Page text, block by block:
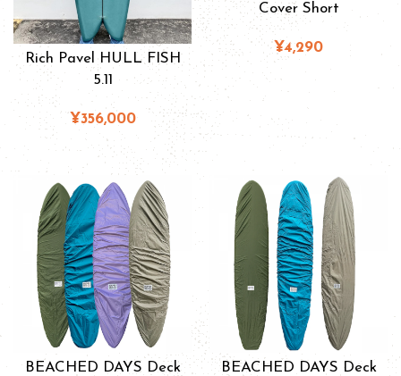
Rich Pavel HULL FISH
5.11
¥356,000
Cover Short
¥4,290
BEACHED DAYS Deck BEACHED DAYS Deck